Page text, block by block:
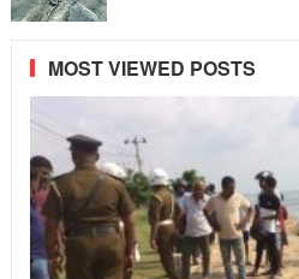
MOST VIEWED POSTS